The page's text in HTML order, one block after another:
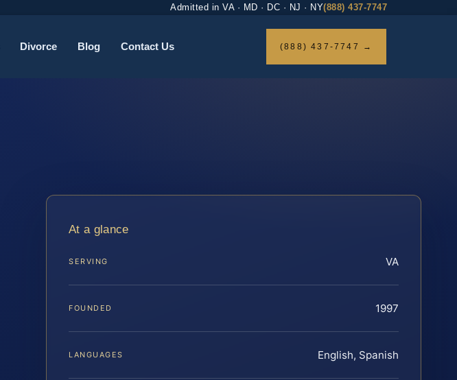
Admitted in VA · MD · DC · NJ · NY(888) 437-7747
Divorce Blog Contact Us (888) 437-7747 →
At a glance
SERVING VA
FOUNDED 1997
LANGUAGES English, Spanish